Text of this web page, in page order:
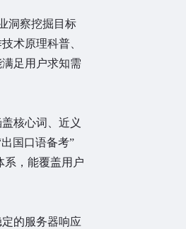
洞察挖掘目标
术原理科普、
足用户求知需
核心词、近义
国口语备考”
系，能覆盖用户
的服务器响应